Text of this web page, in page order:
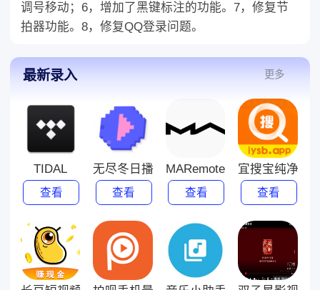
调号移动；6，增加了黑键标注的功能。7，修复节
拍器功能。8，修复QQ登录问题。
最新录入 更多
TIDAL
查看
无尽冬日播放器2022下载旧版
查看
MARemote
查看
宜搜宝纯净版
查看